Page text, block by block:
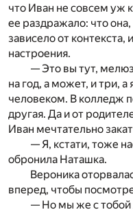
что Иван не совсем уж
ее раздражало: что
зависело от контекста,
настроения.
— Это вы тут,
на год, а может, и три,
человеком. В колледж
другая. Да и от
Иван мечтательно
— Я, кстати, тоже
обронила Наташка.
Вероника
вперед, чтобы
— Но мы же с тобой